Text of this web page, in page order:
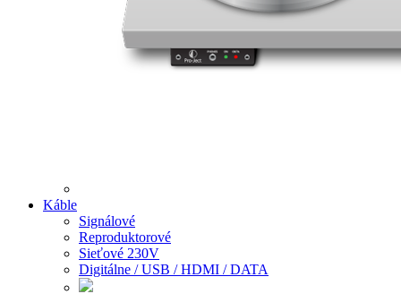
Káble
Signálové
Reproduktorové
Sieťové 230V
Digitálne / USB / HDMI / DATA